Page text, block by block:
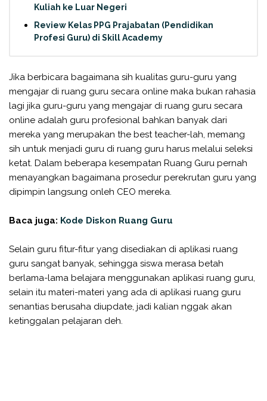
Kuliah ke Luar Negeri
Review Kelas PPG Prajabatan (Pendidikan
Profesi Guru) di Skill Academy
Jika berbicara bagaimana sih kualitas guru-guru yang
mengajar di ruang guru secara online maka bukan rahasia
lagi jika guru-guru yang mengajar di ruang guru secara
online adalah guru profesional bahkan banyak dari
mereka yang merupakan the best teacher-lah, memang
sih untuk menjadi guru di ruang guru harus melalui seleksi
ketat. Dalam beberapa kesempatan Ruang Guru pernah
menayangkan bagaimana prosedur perekrutan guru yang
dipimpin langsung onleh CEO mereka.
Baca juga: Kode Diskon Ruang Guru
Selain guru fitur-fitur yang disediakan di aplikasi ruang
guru sangat banyak, sehingga siswa merasa betah
berlama-lama belajara menggunakan aplikasi ruang guru,
selain itu materi-materi yang ada di aplikasi ruang guru
senantias berusaha diupdate, jadi kalian nggak akan
ketinggalan pelajaran deh.